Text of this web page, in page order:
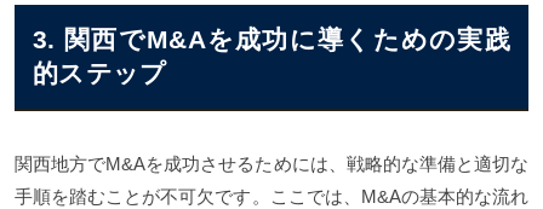
3. 関西でM&Aを成功に導くための実践
的ステップ
関西地方でM&Aを成功させるためには、戦略的な準備と適切な
手順を踏むことが不可欠です。ここでは、M&Aの基本的な流れ